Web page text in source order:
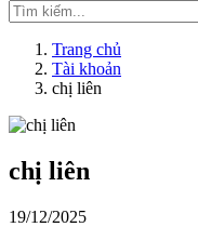
Trang chủ
Tài khoản
chị liên
chị liên
19/12/2025